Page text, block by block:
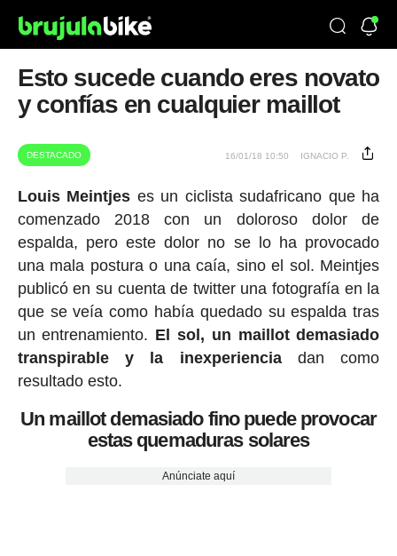
Esto sucede cuando eres novato
y confías en cualquier maillot
DESTACADO 16/01/18 10:50 IGNACIO P.
Louis Meintjes es un ciclista sudafricano que ha
comenzado 2018 con un doloroso dolor de
espalda, pero este dolor no se lo ha provocado
una mala postura o una caía, sino el sol. Meintjes
publicó en su cuenta de twitter una fotografía en la
que se veía como había quedado su espalda tras
un entrenamiento. El sol, un maillot demasiado
transpirable y la inexperienciadan como
resultado esto.
Un maillot demasiado fino puede provocar
estas quemaduras solares
Anúnciate aquí